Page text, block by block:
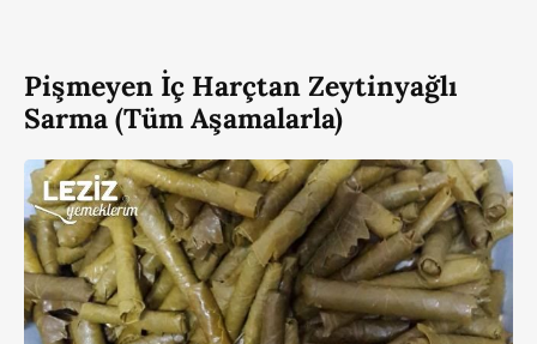
Pişmeyen İç Harçtan Zeytinyağlı
Sarma (Tüm Aşamalarla)